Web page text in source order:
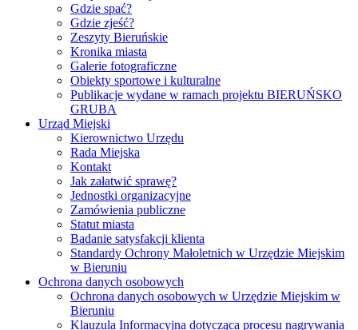
Gdzie spać?
Gdzie zjeść?
Zeszyty Bieruńskie
Kronika miasta
Galerie fotograficzne
Obiekty sportowe i kulturalne
Publikacje wydane w ramach projektu BIERUŃSKO
GRUBA
Urząd Miejski
Kierownictwo Urzędu
Rada Miejska
Kontakt
Jak załatwić sprawę?
Jednostki organizacyjne
Zamówienia publiczne
Statut miasta
Badanie satysfakcji klienta
Standardy Ochrony Małoletnich w Urzędzie Miejskim
w Bieruniu
Ochrona danych osobowych
Ochrona danych osobowych w Urzędzie Miejskim w
Bieruniu
Klauzula Informacyjna dotycząca procesu nagrywania